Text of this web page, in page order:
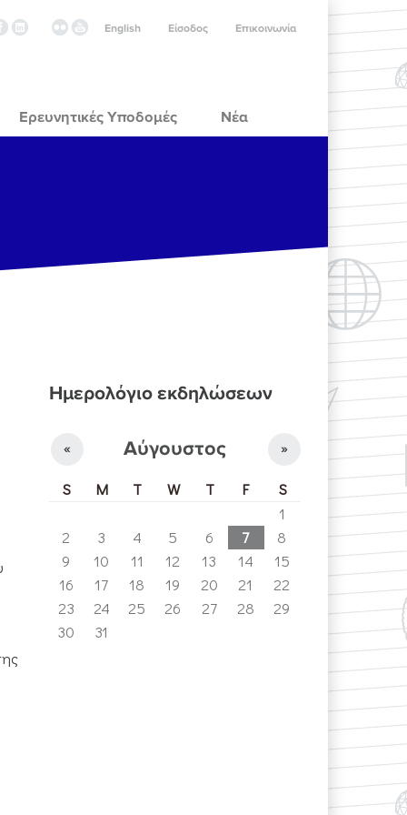
Επικοινωνία
Είσοδος
English
Ερευνητικές Υποδομές Νέα
Ημερολόγιο εκδηλώσεων
Αύγουστος
« »
S M T W T F
S
1
2
3 4 5 6 7
8
9
10 11 12 13 14
15
16
17 18 19 20 21
22
23
24 25 26 27 28
29
30
31